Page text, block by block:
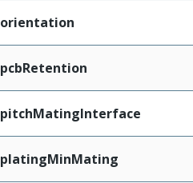
orientation
pcbRetention
pitchMatingInterface
platingMinMating